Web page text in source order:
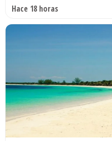
Hace 18 horas